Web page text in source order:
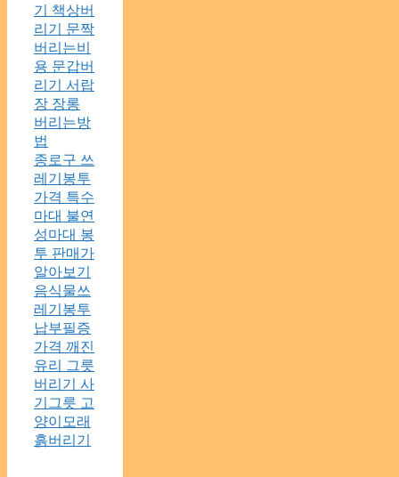
기 책상버
리기 문짝
버리는비
용 문갑버
리기 서랍
장 장롱
버리는방
법
종로구 쓰
레기봉투
가격 특수
마대 불연
성마대 봉
투 판매가
알아보기
음식물쓰
레기봉투
납부필증
가격 깨진
유리 그릇
버리기 사
기그릇 고
양이모래
흙버리기